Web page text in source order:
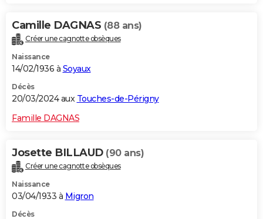
Camille DAGNAS (88 ans)
Créer une cagnotte obsèques
Naissance
14/02/1936 à Soyaux
Décès
20/03/2024 aux Touches-de-Périgny
Famille DAGNAS
Josette BILLAUD (90 ans)
Créer une cagnotte obsèques
Naissance
03/04/1933 à Migron
Décès